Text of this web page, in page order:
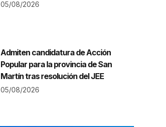
05/08/2026
Admiten candidatura de Acción
Popular para la provincia de San
Martín tras resolución del JEE
05/08/2026